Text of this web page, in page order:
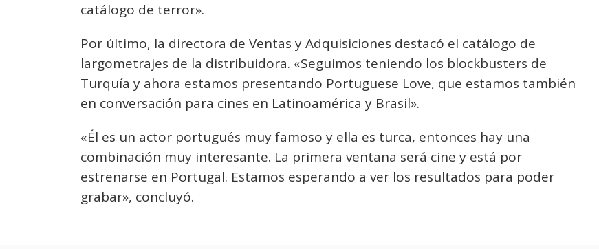
catálogo de terror».
Por último, la directora de Ventas y Adquisiciones destacó el catálogo de
largometrajes de la distribuidora. «Seguimos teniendo los blockbusters de
Turquía y ahora estamos presentando Portuguese Love, que estamos también
en conversación para cines en Latinoamérica y Brasil».
«Él es un actor portugués muy famoso y ella es turca, entonces hay una
combinación muy interesante. La primera ventana será cine y está por
estrenarse en Portugal. Estamos esperando a ver los resultados para poder
grabar», concluyó.